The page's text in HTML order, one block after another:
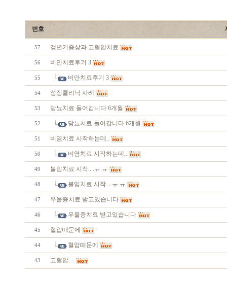
번호
57 갱년기증상과 고혈압치료
56 비만치료후기 3
55 비만치료후기 3
54 성장클리닉 사례
53 당뇨치료 들어갑니다 6개월
52 당뇨치료 들어갑니다 6개월
51 비염치료 시작하는데..
50 비염치료 시작하는데..
49 불임치료 시작....ㅠ.ㅠ
48 불임치료 시작....ㅠ.ㅠ
47 우울증치료 받고있습니다
46 우울증치료 받고있습니다
45 혈압때문에
44 혈압때문에
43 고혈압....